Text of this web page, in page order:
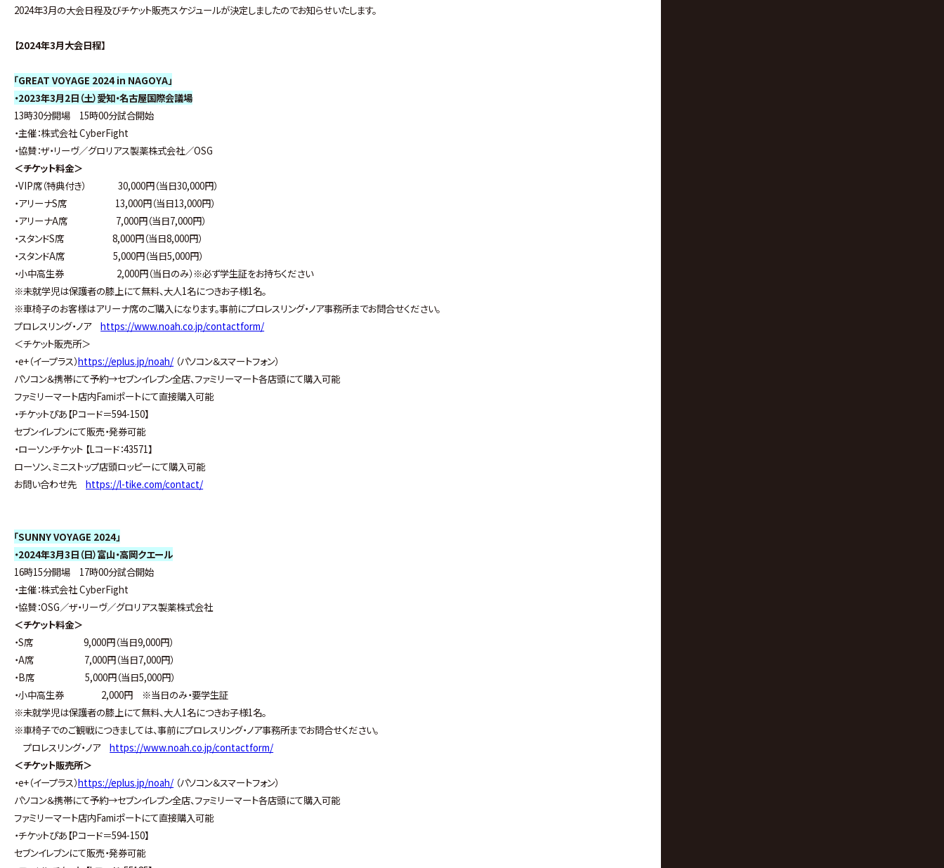
2024年3月の大会日程及びチケット販売スケジュールが決定しましたのでお知らせいたします。
【2024年3月大会日程】
「GREAT VOYAGE 2024 in NAGOYA」
・2023年3月2日（土）愛知・名古屋国際会議場
13時30分開場 15時00分試合開始
・主催：株式会社 CyberFight
・協賛：ザ・リーヴ／グロリアス製薬株式会社／OSG
＜チケット料金＞
・VIP席（特典付き） 30,000円（当日30,000円）
・アリーナS席 13,000円（当日13,000円）
・アリーナA席 7,000円（当日7,000円）
・スタンドS席 8,000円（当日8,000円）
・スタンドA席 5,000円（当日5,000円）
・小中高生券 2,000円（当日のみ）※必ず学生証をお持ちください
※未就学児は保護者の膝上にて無料、大人1名につきお子様1名。
※車椅子のお客様はアリーナ席のご購入になります。事前にプロレスリング・ノア事務所までお問合せください。
プロレスリング・ノアhttps://www.noah.co.jp/contactform/
＜チケット販売所＞
・e+（イープラス）https://eplus.jp/noah/ （パソコン＆スマートフォン）
パソコン＆携帯にて予約→セブンイレブン全店、ファミリーマート各店頭にて購入可能
ファミリーマート店内Famiポートにて直接購入可能
・チケットぴあ【Pコード＝594-150】
セブンイレブンにて販売・発券可能
・ローソンチケット 【Lコード：43571】
ローソン、ミニストップ店頭ロッピーにて購入可能
お問い合わせ先https://l-tike.com/contact/
「SUNNY VOYAGE 2024」
・2024年3月3日（日）富山・高岡クエール
16時15分開場 17時00分試合開始
・主催：株式会社 CyberFight
・協賛：OSG／ザ・リーヴ／グロリアス製薬株式会社
＜チケット料金＞
・S席 9,000円（当日9,000円）
・A席 7,000円（当日7,000円）
・B席 5,000円（当日5,000円）
・小中高生券 2,000円 ※当日のみ・要学生証
※未就学児は保護者の膝上にて無料、大人1名につきお子様1名。
※車椅子でのご観戦につきましては、事前にプロレスリング・ノア事務所までお問合せください。
プロレスリング・ノアhttps://www.noah.co.jp/contactform/
＜チケット販売所＞
・e+（イープラス）https://eplus.jp/noah/ （パソコン＆スマートフォン）
パソコン＆携帯にて予約→セブンイレブン全店、ファミリーマート各店頭にて購入可能
ファミリーマート店内Famiポートにて直接購入可能
・チケットぴあ【Pコード＝594-150】
セブンイレブンにて販売・発券可能